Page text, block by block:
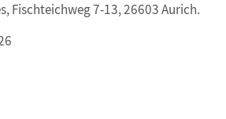
Fischteichweg 7-13, 26603 Aurich.